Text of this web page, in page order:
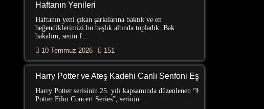
Haftanın Yenileri
Haftanın yeni çıkan şarkılarına baktık ve en
beğendiklerimizi bu başlık altında topladık. Bak
bakalım, senin f...
10 Temmuz 2026
151
Harry Potter ve Ateş Kadehi Canlı Senfoni Eşliğinde
Harry Potter serisinin 25. yılı kapsamında düzenlenen “Harry
Potter Film Concert Series”, serinin ...